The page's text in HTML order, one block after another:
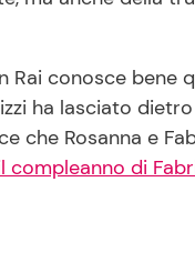
Rai conosce
ha lasciato
che Rosanna e
il compleanno di